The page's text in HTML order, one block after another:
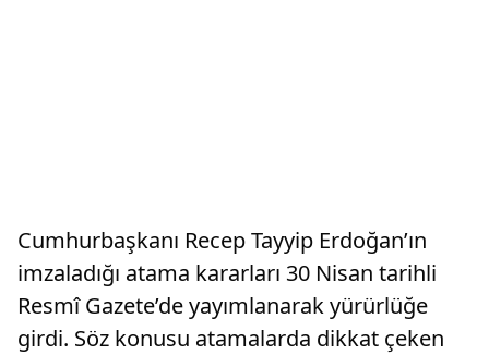
Cumhurbaşkanı Recep Tayyip Erdoğan’ın
imzaladığı atama kararları 30 Nisan tarihli
Resmî Gazete’de yayımlanarak yürürlüğe
girdi. Söz konusu atamalarda dikkat çeken